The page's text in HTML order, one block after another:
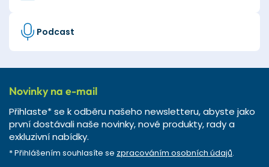
Podcast
Novinky na e-mail
Přihlaste* se k odběru našeho newsletteru, abyste jako
první dostávali naše novinky, nové produkty, rady a
exkluzivní nabídky.
* Přihlášením souhlasíte se zpracováním osobních údajů.